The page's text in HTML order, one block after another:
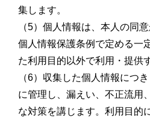
集します。
（5）個人情報は、本人の同
個人情報保護条例で定める一
た利用目的以外で利用・提供
（6）収集した個人情報につ
に管理し、漏えい、不正流用
な対策を講じます。利用目的